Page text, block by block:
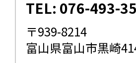
TEL: 076-493-
〒939-8214
富山県富山市黒崎